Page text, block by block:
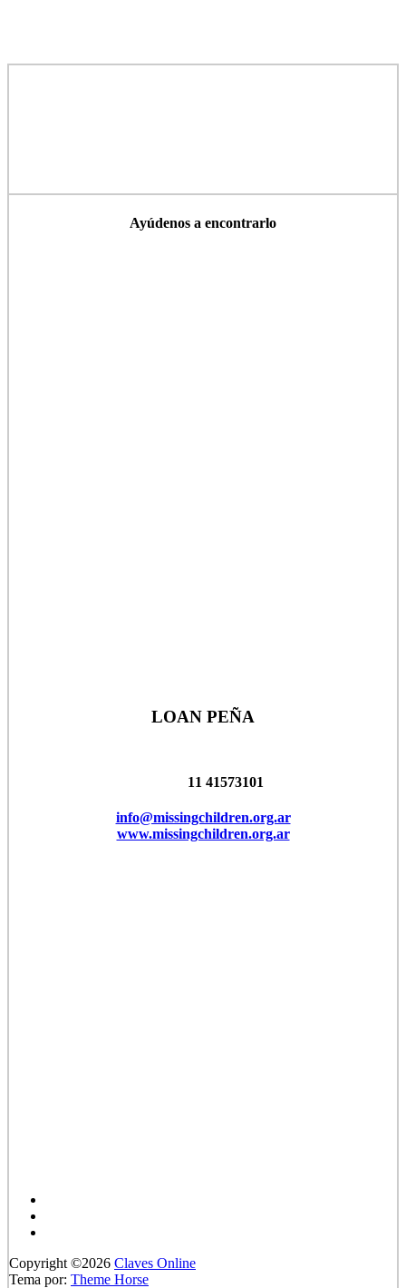
Ayúdenos a encontrarlo
LOAN PEÑA
11 41573101
info@missingchildren.org.ar
www.missingchildren.org.ar
Copyright ©2026 Claves Online
Tema por: Theme Horse